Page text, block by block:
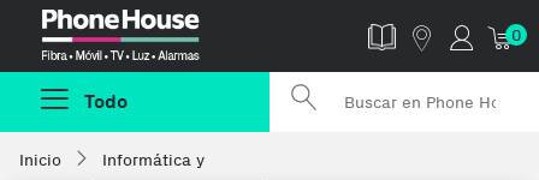
0
Todo
Inicio
Informática y